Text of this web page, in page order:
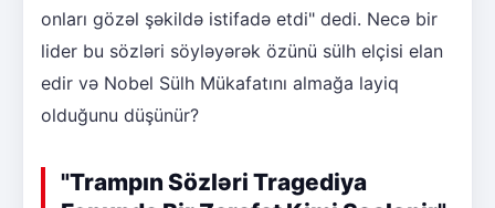
onları gözəl şəkildə istifadə etdi" dedi. Necə bir
lider bu sözləri söyləyərək özünü sülh elçisi elan
edir və Nobel Sülh Mükafatını almağa layiq
olduğunu düşünür?
"Trampın Sözləri Tragediya